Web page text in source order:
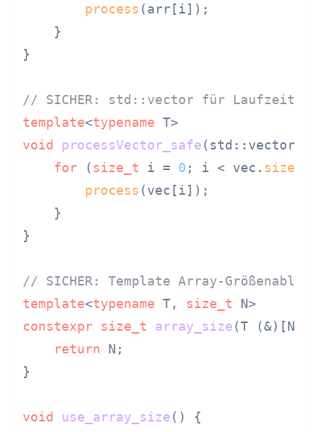
process (arr[i]);
    }
}
// SICHER: std::vector für Laufzeit-
template<typename
void
processVector_safe
for ( size_t i = 0 ; i < vec. size
process (vec[i]);
    }
}
// SICHER: Template Array-
template<typename T, size_t
constexpr
size_t array_size(T (&)[N])
return N;
}
void use_array_size()
{